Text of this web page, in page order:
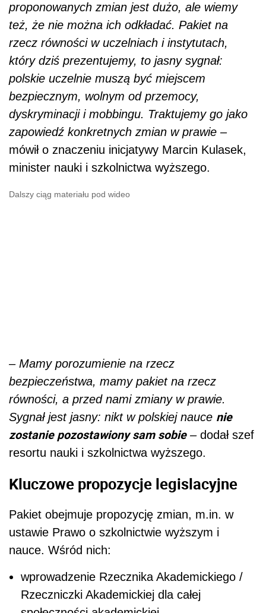
proponowanych zmian jest dużo, ale wiemy
też, że nie można ich odkładać. Pakiet na
rzecz równości w uczelniach i instytutach,
który dziś prezentujemy, to jasny sygnał:
polskie uczelnie muszą być miejscem
bezpiecznym, wolnym od przemocy,
dyskryminacji i mobbingu. Traktujemy go jako
zapowiedź konkretnych zmian w prawie –
mówił o znaczeniu inicjatywy Marcin Kulasek,
minister nauki i szkolnictwa wyższego.
Dalszy ciąg materiału pod wideo
– Mamy porozumienie na rzecz
bezpieczeństwa, mamy pakiet na rzecz
równości, a przed nami zmiany w prawie.
Sygnał jest jasny: nikt w polskiej nauce nie
zostanie pozostawiony sam sobie–dodał szef
resortu nauki i szkolnictwa wyższego.
Kluczowe propozycje legislacyjne
Pakiet obejmuje propozycję zmian, m.in. w
ustawie Prawo o szkolnictwie wyższym i
nauce. Wśród nich:
wprowadzenie Rzecznika Akademickiego /
Rzeczniczki Akademickiej dla całej